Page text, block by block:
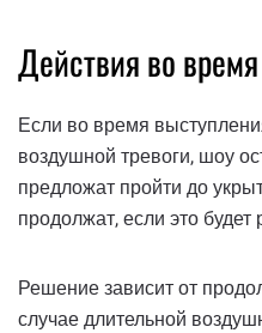
Действия во
Если во время
воздушной тревоги, шоу
предложат пройти до
продолжат, если это будет
Решение зависит от
случае длительной